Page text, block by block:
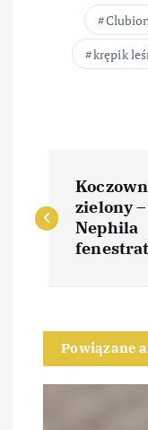
krępik
a
g
a
zielony –
Nephila
Powiązane